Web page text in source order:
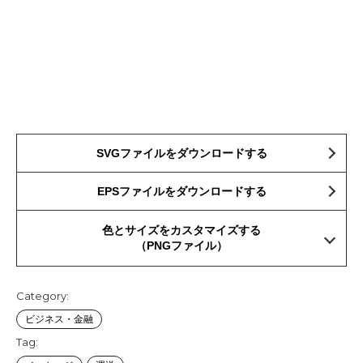
SVGファイルをダウンロードする
EPSファイルをダウンロードする
色とサイズをカスタマイズする
（PNGファイル）
Category:
ビジネス・金融
Tag: